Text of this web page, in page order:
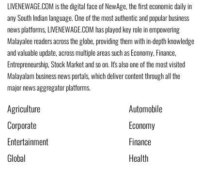
LIVENEWAGE.COM is the digital face of NewAge, the first economic daily in
any South Indian language. One of the most authentic and popular business
news platforms, LIVENEWAGE.COM has played key role in empowering
Malayalee readers across the globe, providing them with in-depth knowledge
and valuable update, across multiple areas such as Economy, Finance,
Entrepreneurship, Stock Market and so on. It's also one of the most visited
Malayalam business news portals, which deliver content through all the
major news aggregator platforms.
Agriculture
Automobile
Corporate
Economy
Entertainment
Finance
Global
Health